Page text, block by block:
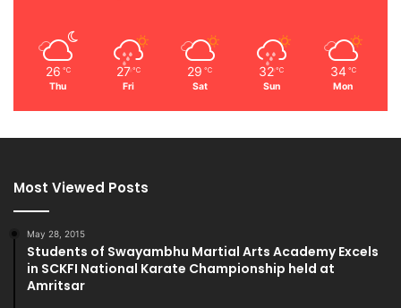
26 ℃
Thu
27 ℃
Fri
29 ℃
Sat
32 ℃
Sun
34 ℃
Mon
Most Viewed Posts
May 28, 2015
Students of Swayambhu Martial Arts Academy Excels
in SCKFI National Karate Championship held at
Amritsar